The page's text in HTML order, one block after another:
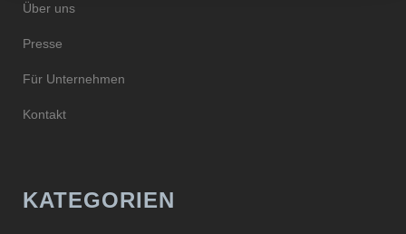
Über uns
Presse
Für Unternehmen
Kontakt
KATEGORIEN